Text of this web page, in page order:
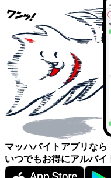
マッハバイトアプリなら
いつでもお得にアルバイ